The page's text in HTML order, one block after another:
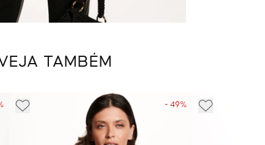
TAMBÉM
- 49%